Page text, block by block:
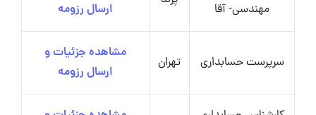
مهندسی- آقا
ارسال رزومه
سرپرست حسابداری تهران
مشاهده جزئیات و
ارسال رزومه